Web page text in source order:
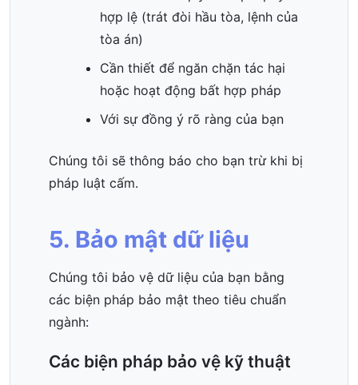
hợp lệ (trát đòi hầu tòa, lệnh của
tòa án)
Cần thiết để ngăn chặn tác hại
hoặc hoạt động bất hợp pháp
Với sự đồng ý rõ ràng của bạn
Chúng tôi sẽ thông báo cho bạn trừ khi bị
pháp luật cấm.
5. Bảo mật dữ liệu
Chúng tôi bảo vệ dữ liệu của bạn bằng
các biện pháp bảo mật theo tiêu chuẩn
ngành:
Các biện pháp bảo vệ kỹ thuật